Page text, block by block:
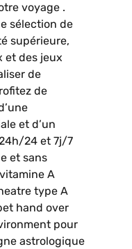
voyage .
sélection de
supérieure,
et des jeux
de
de
et d’un
24 et 7j/7
et sans
A
type A
hand over
pour
astrologique